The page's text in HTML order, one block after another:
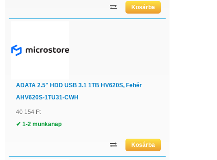
ADATA 2.5" HDD USB 3.1 1TB HV620S, Fehér
AHV620S-1TU31-CWH
40 154 Ft
✔ 1-2 munkanap